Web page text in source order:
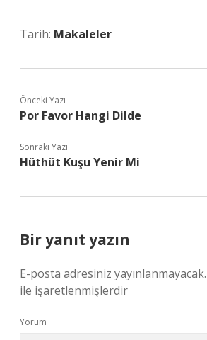
Tarih: Makaleler
Önceki Yazı
Por Favor Hangi Dilde
Sonraki Yazı
Hüthüt Kuşu Yenir Mi
Bir yanıt yazın
E-posta adresiniz yayınlanmayacak.
ile işaretlenmişlerdir
Yorum